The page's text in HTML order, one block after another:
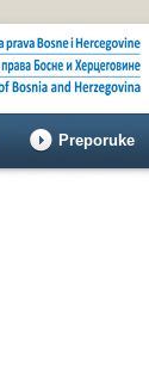
Preporuke